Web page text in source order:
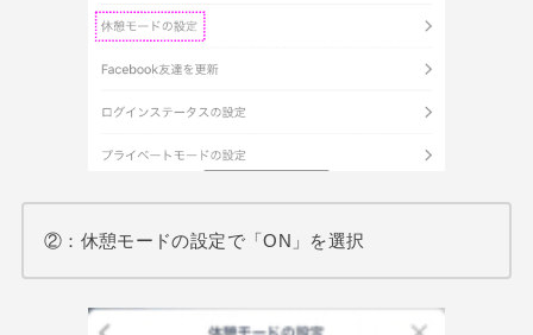
②：休憩モードの設定で「ON」を選択